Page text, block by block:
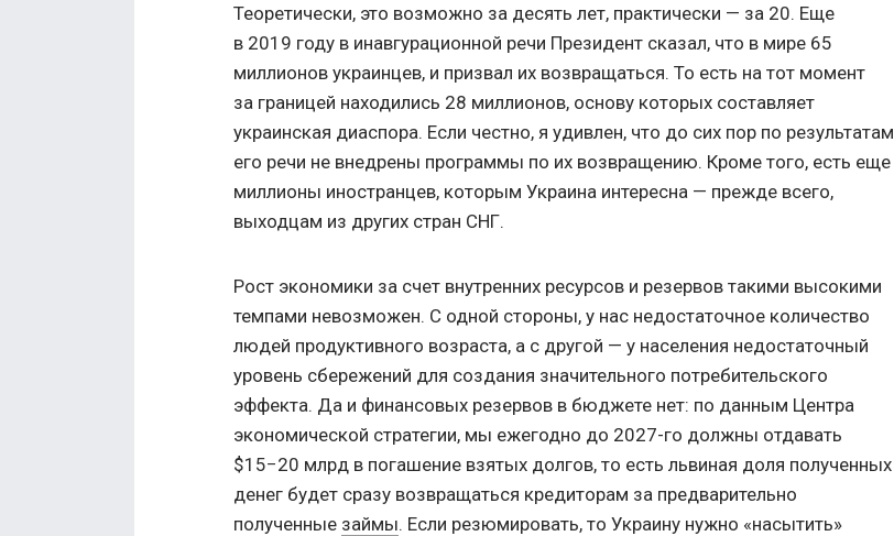
Теоретически, это возможно за десять лет, практически — за 20. Еще
в 2019 году в инавгурационной речи Президент сказал, что в мире 65
миллионов украинцев, и призвал их возвращаться. То есть на тот момент
за границей находились 28 миллионов, основу которых составляет
украинская диаспора. Если честно, я удивлен, что до сих пор по результатам
его речи не внедрены программы по их возвращению. Кроме того, есть еще
миллионы иностранцев, которым Украина интересна — прежде всего,
выходцам из других стран СНГ.
Рост экономики за счет внутренних ресурсов и резервов такими высокими
темпами невозможен. С одной стороны, у нас недостаточное количество
людей продуктивного возраста, а с другой — у населения недостаточный
уровень сбережений для создания значительного потребительского
эффекта. Да и финансовых резервов в бюджете нет: по данным Центра
экономической стратегии, мы ежегодно до 2027-го должны отдавать
$15−20 млрд в погашение взятых долгов, то есть львиная доля полученных
денег будет сразу возвращаться кредиторам за предварительно
полученные займы. Если резюмировать, то Украину нужно «насытить»